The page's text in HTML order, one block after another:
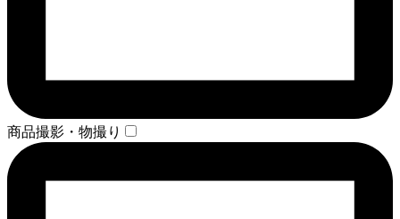
商品撮影・物撮り